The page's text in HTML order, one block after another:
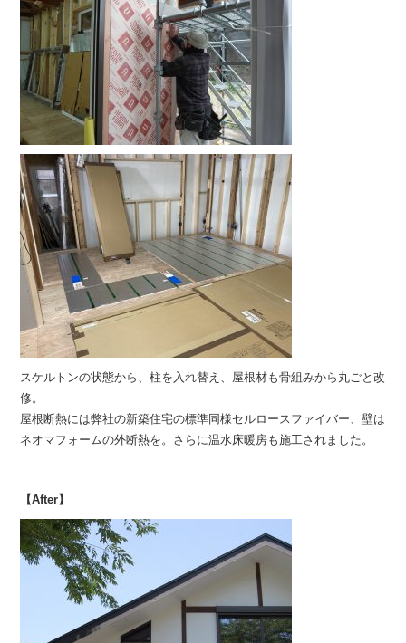
スケルトンの状態から、柱を入れ替え、屋根材も骨組みから丸ごと改
修。
屋根断熱には弊社の新築住宅の標準同様セルロースファイバー、壁は
ネオマフォームの外断熱を。さらに温水床暖房も施工されました。
【After】